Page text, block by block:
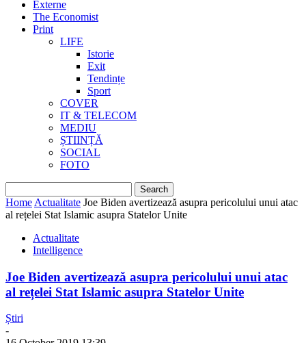
Externe
The Economist
Print
LIFE
Istorie
Exit
Tendințe
Sport
COVER
IT & TELECOM
MEDIU
ȘTIINȚĂ
SOCIAL
FOTO
Home Actualitate Joe Biden avertizează asupra pericolului unui atac
al rețelei Stat Islamic asupra Statelor Unite
Actualitate
Intelligence
Joe Biden avertizează asupra pericolului unui atac
al rețelei Stat Islamic asupra Statelor Unite
Știri
-